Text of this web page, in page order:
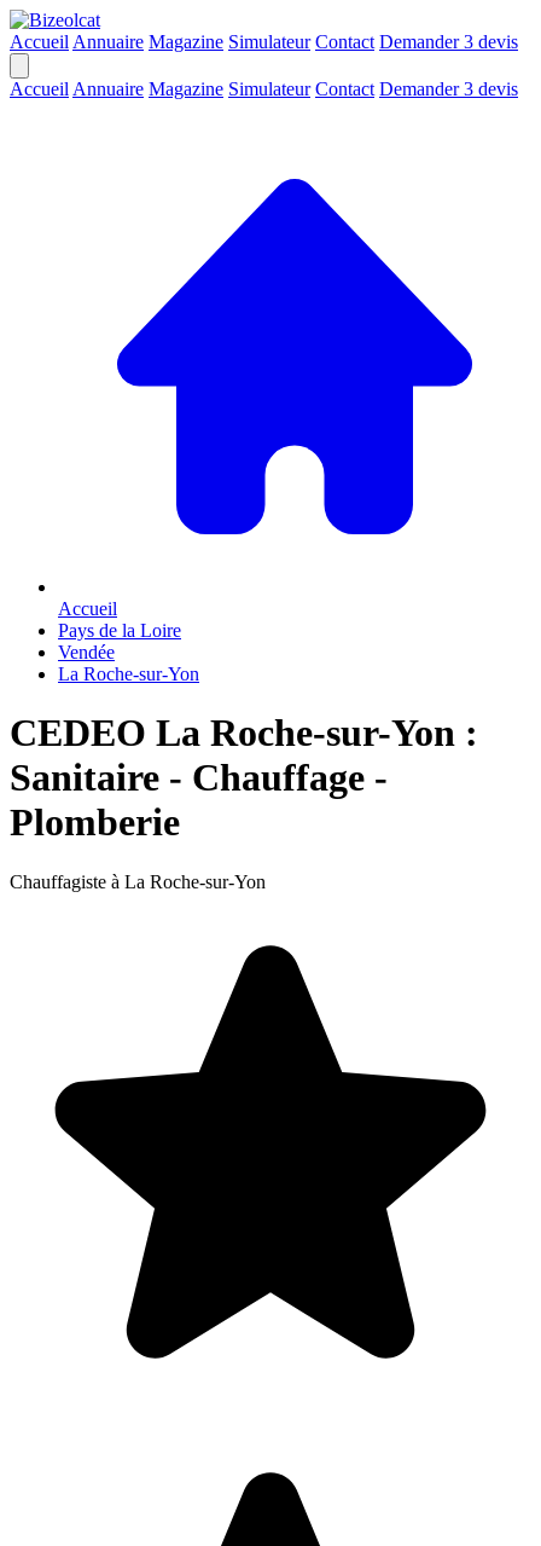
Accueil Annuaire Magazine Simulateur Contact Demander 3 devis
Accueil Annuaire Magazine Simulateur Contact Demander 3 devis
Accueil
Pays de la Loire
Vendée
La Roche-sur-Yon
CEDEO La Roche-sur-Yon :
Sanitaire - Chauffage -
Plomberie
Chauffagiste à La Roche-sur-Yon